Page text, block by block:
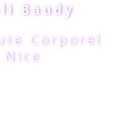
Baudy
Corporel
Nice